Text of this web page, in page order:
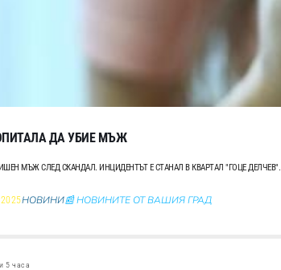
ДА УБИЕ МЪЖ
МЪЖ СЛЕД СКАНДАЛ. ИНЦИДЕНТЪТ Е СТАНАЛ В КВАРТАЛ "ГОЦЕ ДЕЛЧЕВ".
НОВИНИ📰 НОВИНИТЕ ОТ ВАШИЯ ГРАД
5 часа